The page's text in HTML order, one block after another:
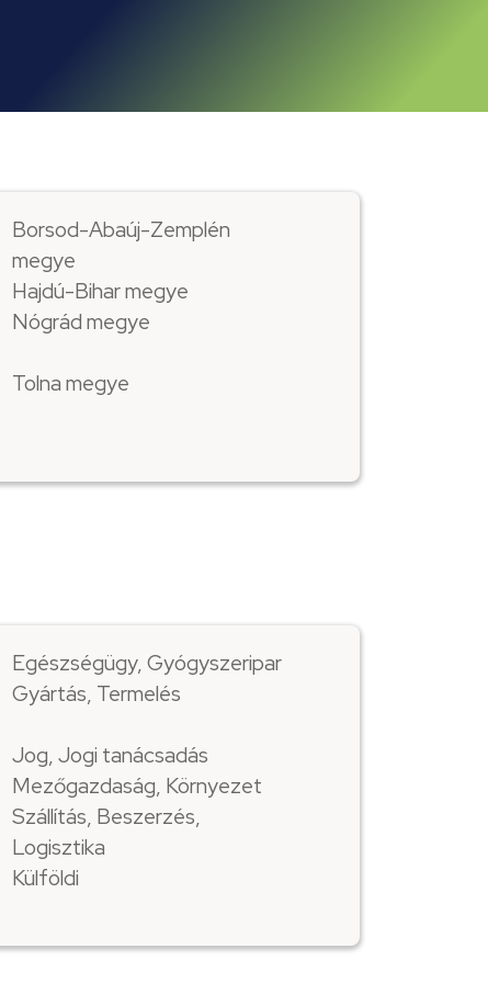
Borsod-Abaúj-Zemplén
megye
Hajdú-Bihar megye
Nógrád megye
Tolna megye
Egészségügy, Gyógyszeripar
Gyártás, Termelés
Jog, Jogi tanácsadás
Mezőgazdaság, Környezet
Szállítás, Beszerzés,
Logisztika
Külföldi